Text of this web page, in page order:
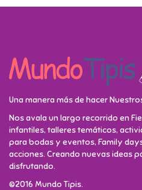
Una manera más de hacer
Nos avala un largo recorrido en
infantiles, talleres temáticos,
para bodas y eventos, Family
acciones. Creando nuevas ideas
disfrutando.
©2016 Mundo Tipis.